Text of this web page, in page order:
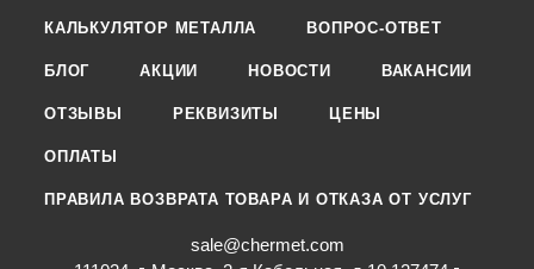
КАЛЬКУЛЯТОР МЕТАЛЛА ВОПРОС-ОТВЕТ
БЛОГ АКЦИИ НОВОСТИ ВАКАНСИИ
ОТЗЫВЫ РЕКВИЗИТЫ ЦЕНЫ
ОПЛАТЫ
ПРАВИЛА ВОЗВРАТА ТОВАРА И ОТКАЗА ОТ УСЛУГ
sale@chermet.com